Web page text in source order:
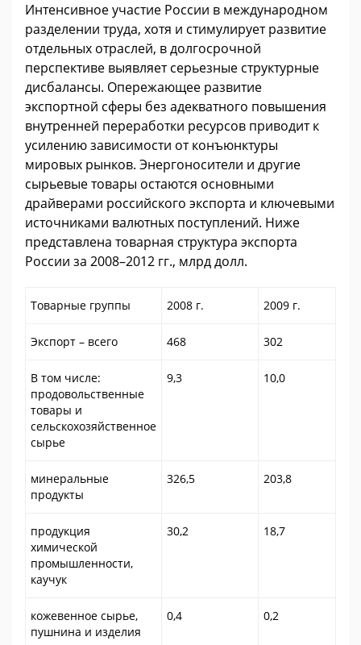
Интенсивное участие России в международном
разделении труда, хотя и стимулирует развитие
отдельных отраслей, в долгосрочной
перспективе выявляет серьезные структурные
дисбалансы. Опережающее развитие
экспортной сферы без адекватного повышения
внутренней переработки ресурсов приводит к
усилению зависимости от конъюнктуры
мировых рынков. Энергоносители и другие
сырьевые товары остаются основными
драйверами российского экспорта и ключевыми
источниками валютных поступлений. Ниже
представлена товарная структура экспорта
России за 2008–2012 гг., млрд долл.
Товарные группы 2008 г. 2009 г.
Экспорт – всего 468 302
В том числе:
продовольственные
товары и
сельскохозяйственное
сырье
9,3 10,0
минеральные
продукты
326,5 203,8
продукция
химической
промышленности,
каучук
30,2 18,7
кожевенное сырье,
пушнина и изделия
0,4 0,2